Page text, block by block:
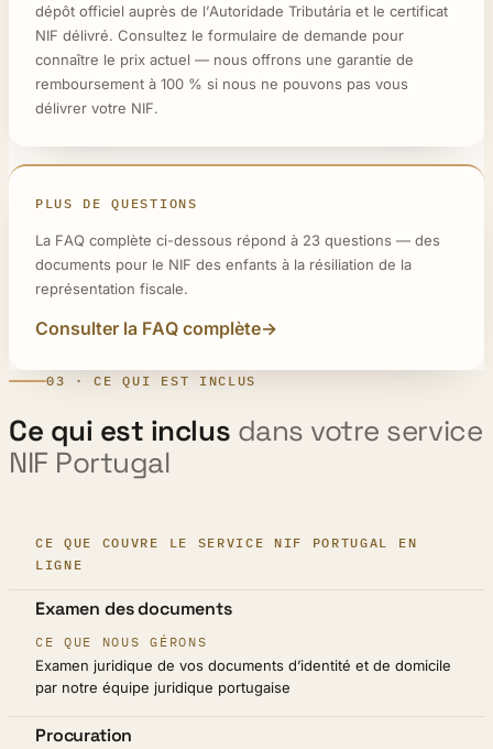
dépôt officiel auprès de l’Autoridade Tributária et le certificat
NIF délivré. Consultez le formulaire de demande pour
connaître le prix actuel — nous offrons une garantie de
remboursement à 100 % si nous ne pouvons pas vous
délivrer votre NIF.
PLUS DE QUESTIONS
La FAQ complète ci-dessous répond à 23 questions — des
documents pour le NIF des enfants à la résiliation de la
représentation fiscale.
Consulter la FAQ complète
03 · CE QUI EST INCLUS
Ce qui est inclus dans votre service
NIF Portugal
CE QUE COUVRE LE SERVICE NIF PORTUGAL EN
LIGNE
ÉTAPE
CE QUE NOUS GÉRONS
Examen des documents
Examen juridique de vos documents d’identité et de domicile
par notre équipe juridique portugaise
Procuration